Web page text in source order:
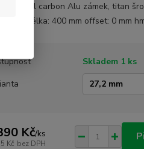
UD full carbon Alu zámek, titan
mm délka: 400 mm offset: 0 mm
Skladem 1 ks
Kč/ks
Kč bez DPH